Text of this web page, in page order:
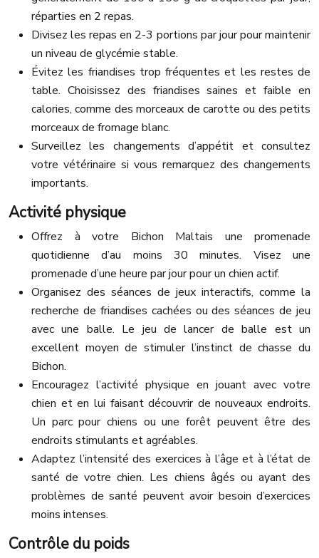
réparties en 2 repas.
Divisez les repas en 2-3 portions par jour pour maintenir
un niveau de glycémie stable.
Évitez les friandises trop fréquentes et les restes de
table. Choisissez des friandises saines et faible en
calories, comme des morceaux de carotte ou des petits
morceaux de fromage blanc.
Surveillez les changements d’appétit et consultez
votre vétérinaire si vous remarquez des changements
importants.
Activité physique
Offrez à votre Bichon Maltais une promenade
quotidienne d’au moins 30 minutes. Visez une
promenade d’une heure par jour pour un chien actif.
Organisez des séances de jeux interactifs, comme la
recherche de friandises cachées ou des séances de jeu
avec une balle. Le jeu de lancer de balle est un
excellent moyen de stimuler l’instinct de chasse du
Bichon.
Encouragez l’activité physique en jouant avec votre
chien et en lui faisant découvrir de nouveaux endroits.
Un parc pour chiens ou une forêt peuvent être des
endroits stimulants et agréables.
Adaptez l’intensité des exercices à l’âge et à l’état de
santé de votre chien. Les chiens âgés ou ayant des
problèmes de santé peuvent avoir besoin d’exercices
moins intenses.
Contrôle du poids